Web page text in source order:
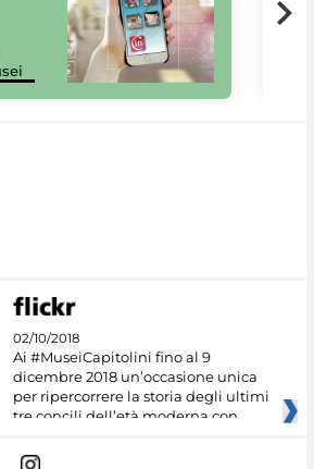
02/10/2018
Ai #MuseiCapitolini fino al 9
dicembre 2018 un’occasione unica
per ripercorrere la storia degli ultimi
tre concili dell’età moderna con